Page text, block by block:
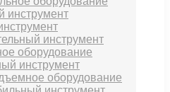
инструмент
инструмент
оборудование
инструмент
оборудование